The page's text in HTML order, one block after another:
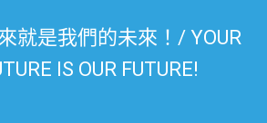
就是我們的未來！/ YOUR
IS OUR FUTURE!